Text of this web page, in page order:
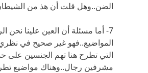
الضن..وهل قلت أن هذ من
7- أما مسئلة أن العين علينا
المواضيع..فهو غير صحيح في
التي تطرح هنا تهم الجنسين على
مشرفين رجال..وهناك مواضيع